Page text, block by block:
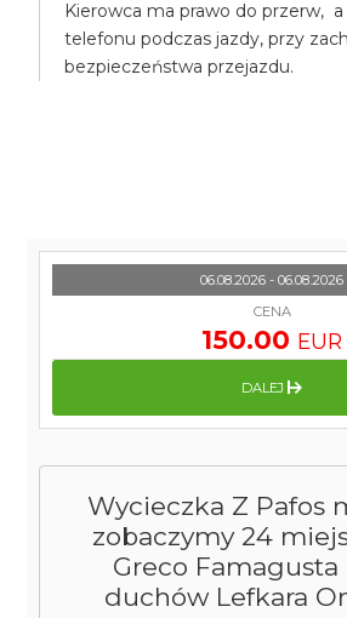
Kierowca ma prawo do przerw,
telefonu podczas jazdy, przy
bezpieczeństwa przejazdu.
Wycieczka Z Pafos
zobaczymy 24
Greco Famagusta
duchów Lefkara
06.08.2026 - 06.08.2026
CENA
150.00 EUR
DALEJ